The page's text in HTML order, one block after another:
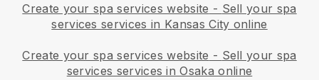
Create your spa services website - Sell your spa
services services in Kansas City online
Create your spa services website - Sell your spa
services services in Osaka online